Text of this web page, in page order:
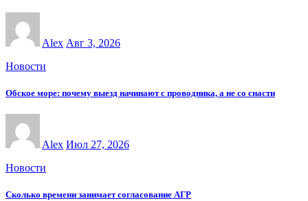
Alex Авг 3, 2026
Новости
Обское море: почему выезд начинают с проводника, а не со снасти
Alex Июл 27, 2026
Новости
Сколько времени занимает согласование АГР